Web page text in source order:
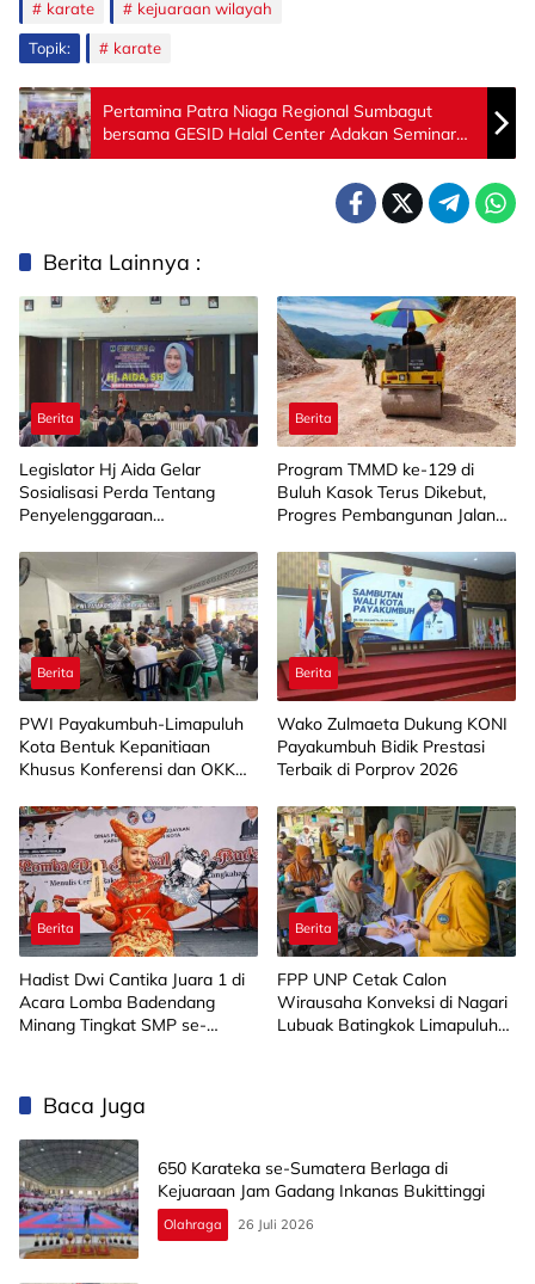
karate kejuaraan wilayah
Topik: karate
Pertamina Patra Niaga Regional Sumbagut
bersama GESID Halal Center Adakan Seminar
Halal Food & Tourism di Lhokseumawe
Berita Lainnya :
Berita
Legislator Hj Aida Gelar
Sosialisasi Perda Tentang
Penyelenggaraan
Limapuluh Kota
Berita
Program TMMD ke-129 di
Buluh Kasok Terus Dikebut,
Progres Pembangunan Jalan
Berita
PWI Payakumbuh-Limapuluh
Kota Bentuk Kepanitiaan
Khusus Konferensi dan OKK
Berita
Wako Zulmaeta Dukung KONI
Payakumbuh Bidik Prestasi
Terbaik di Porprov 2026
Berita
Hadist Dwi Cantika Juara 1 di
Acara Lomba Badendang
Minang Tingkat SMP se-
Berita
FPP UNP Cetak Calon
Wirausaha Konveksi di Nagari
Lubuak Batingkok Limapuluh
Baca Juga
650 Karateka se-Sumatera Berlaga di
Kejuaraan Jam Gadang Inkanas Bukittinggi
Olahraga 26 Juli 2026